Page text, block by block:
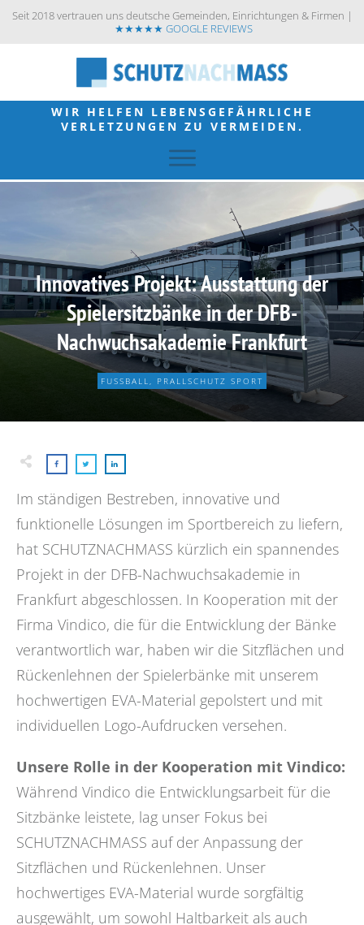
Seit 2018 vertrauen uns deutsche Gemeinden, Einrichtungen & Firmen |
★★★★★ GOOGLE REVIEWS
WIR HELFEN LEBENSGEFÄHRLICHE
VERLETZUNGEN ZU VERMEIDEN.
Innovatives Projekt: Ausstattung der
Spielersitzbänke in der DFB-
Nachwuchsakademie Frankfurt
FUSSBALL, PRALLSCHUTZ SPORT
Im ständigen Bestreben, innovative und
funktionelle Lösungen im Sportbereich zu liefern,
hat SCHUTZNACHMASS kürzlich ein spannendes
Projekt in der DFB-Nachwuchsakademie in
Frankfurt abgeschlossen. In Kooperation mit der
Firma Vindico, die für die Entwicklung der Bänke
verantwortlich war, haben wir die Sitzflächen und
Rückenlehnen der Spielerbänke mit unserem
hochwertigen EVA-Material gepolstert und mit
individuellen Logo-Aufdrucken versehen.
Unsere Rolle in der Kooperation mit Vindico:
Während Vindico die Entwicklungsarbeit für die
Sitzbänke leistete, lag unser Fokus bei
SCHUTZNACHMASS auf der Anpassung der
Sitzflächen und Rückenlehnen. Unser
hochwertiges EVA-Material wurde sorgfältig
ausgewählt, um sowohl Haltbarkeit als auch